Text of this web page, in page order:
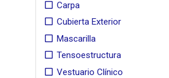
Carpa
Cubierta Exterior
Mascarilla
Tensoestructura
Vestuario Clínico